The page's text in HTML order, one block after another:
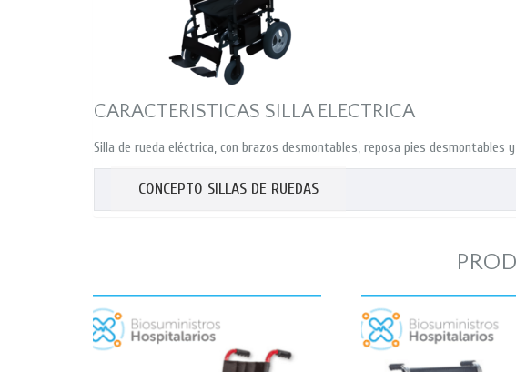
CARACTERISTICAS SILLA ELECTRICA
Silla de rueda eléctrica, con brazos desmontables, reposa pies
CONCEPTO SILLAS DE RUEDAS